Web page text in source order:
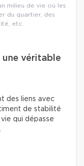
milieu de vie où les
du quartier, des
etc.
une véritable
des liens avec
de stabilité
qui dépasse